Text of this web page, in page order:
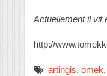
Actuellement il vit
http://
artingis, omek,